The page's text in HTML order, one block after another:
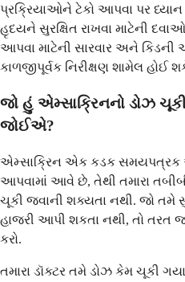
પ્રક્રિયાઓને ટેકો આપવા પર ધ્યાન
હૃદયને સુરક્ષિત રાખવા માટેની
આપવા માટેની સારવાર અને કિડની
કાળજીપૂર્વક નિરીક્ષણ શામેલ હોઈ
જો હું એમ્સાક્રિનનો ડોઝ
જોઈએ?
એમ્સાક્રિન એક કડક સમયપત્રક
આપવામાં આવે છે, તેથી તમારા
ચૂકી જવાની શક્યતા નથી. જો તમે
હાજરી આપી શકતા નથી, તો તરત
કરો.
તમારા ડૉક્ટર તમે ડોઝ કેમ ચૂકી